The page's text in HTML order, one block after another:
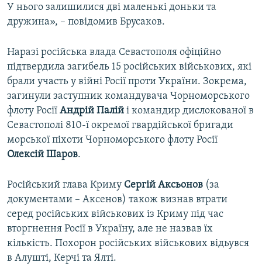
У нього залишилися дві маленькі доньки та
дружина», – повідомив Брусаков.
Наразі російська влада Севастополя офіційно
підтвердила загибель 15 російських військових, які
брали участь у війні Росії проти України. Зокрема,
загинули заступник командувача Чорноморського
флоту Росії Андрій Палій і командир дислокованої в
Севастополі 810-ї окремої гвардійської бригади
морської піхоти Чорноморського флоту Росії
Олексій Шаров.
Російський глава Криму Сергій Аксьонов (за
документами – Аксенов) також визнав втрати
серед російських військових із Криму під час
вторгнення Росії в Україну, але не назвав їх
кількість. Похорон російських військових відьувся
в Алушті, Керчі та Ялті.